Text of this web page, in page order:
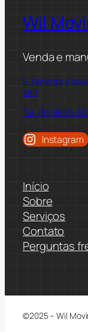
Wil
Venda e
R. Noventa e
480
Tel: (81)98811-
Instagram
Início
Sobre
Serviços
Contato
Perguntas
©2025 – Wil